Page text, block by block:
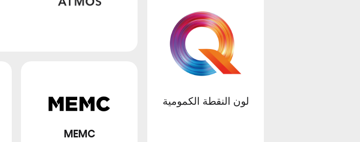
لون النقطة الكمومية
MEMC